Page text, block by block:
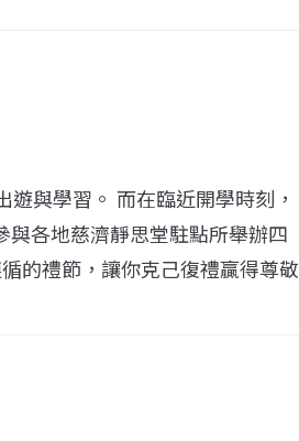
與學習。 而在臨近開學時刻，
各地慈濟靜思堂駐點所舉辦四
的禮節，讓你克己復禮贏得尊敬